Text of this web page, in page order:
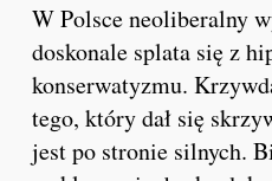
W Polsce neoliberalny
doskonale splata się z
konserwatyzmu.
tego, który dał się
jest po stronie silnych.